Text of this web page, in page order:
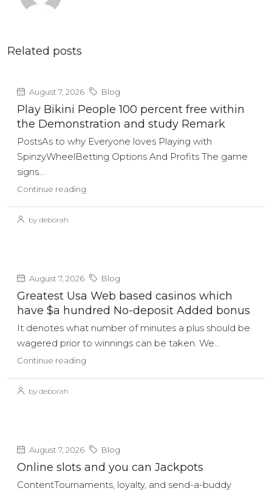
Related posts
August 7, 2026 Blog
Play Bikini People 100 percent free within
the Demonstration and study Remark
PostsAs to why Everyone loves Playing with
SpinzyWheelBetting Options And Profits The game
signs...
Continue reading
by deborah
August 7, 2026 Blog
Greatest Usa Web based casinos which
have $a hundred No-deposit Added bonus
It denotes what number of minutes a plus should be
wagered prior to winnings can be taken. We...
Continue reading
by deborah
August 7, 2026 Blog
Online slots and you can Jackpots
ContentTournaments, loyalty, and send-a-buddy